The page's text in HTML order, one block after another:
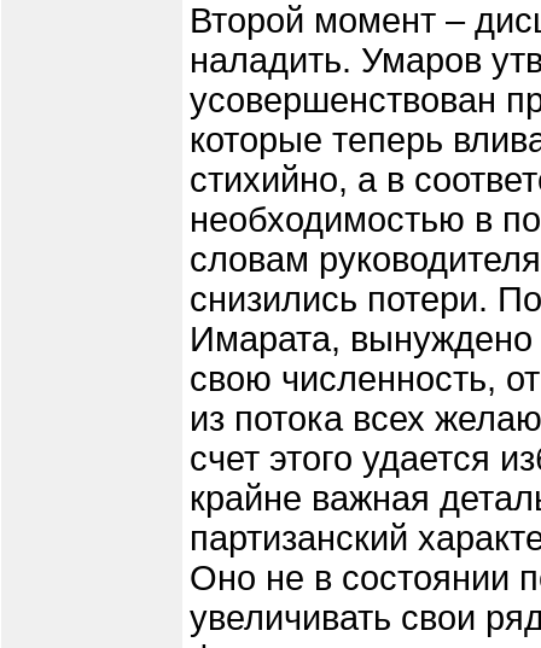
Второй момент –
наладить. Умаров
усовершенствован
которые теперь
стихийно, а в
необходимостью в
словам
снизились потери.
Имарата, вынуждено
свою численность,
из потока всех
счет этого удается
крайне важная
партизанский
Оно не в состоянии
увеличивать свои